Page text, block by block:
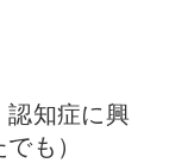
認知症に興
も）